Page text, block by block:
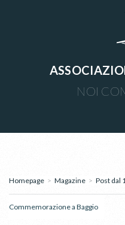
NOI
Homepage > Magazine > Post dal
Commemorazione a Baggio